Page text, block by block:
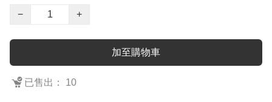
−
+
加至購物車
已售出： 10